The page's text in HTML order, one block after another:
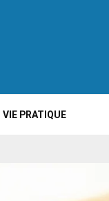
VIE PRATIQUE